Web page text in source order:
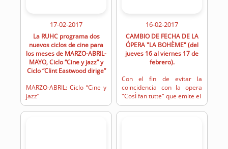
17-02-2017
La RUHC programa dos
nuevos ciclos de cine para
los meses de MARZO-ABRIL-
MAYO, Ciclo “Cine y jazz” y
Ciclo “Clint Eastwood dirige”
MARZO-ABRIL: Ciclo “Cine y
jazz”
16-02-2017
CAMBIO DE FECHA DE LA
ÓPERA "LA BOHÈME" (del
jueves 16 al viernes 17 de
febrero).
Con el fin de evitar la
coincidencia con la opera
"CosÌ fan tutte" que emite el